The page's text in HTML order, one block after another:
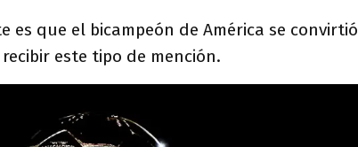
es que el bicampeón de América se convirtió
este tipo de mención.